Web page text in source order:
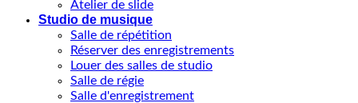
Atelier de slide
Studio de musique
Salle de répétition
Réserver des enregistrements
Louer des salles de studio
Salle de régie
Salle d'enregistrement